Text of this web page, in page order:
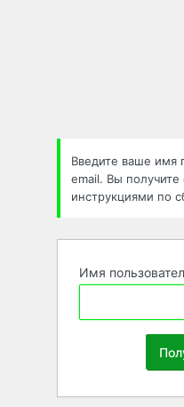
Введите ваше имя
email. Вы
инструкциями по
Имя